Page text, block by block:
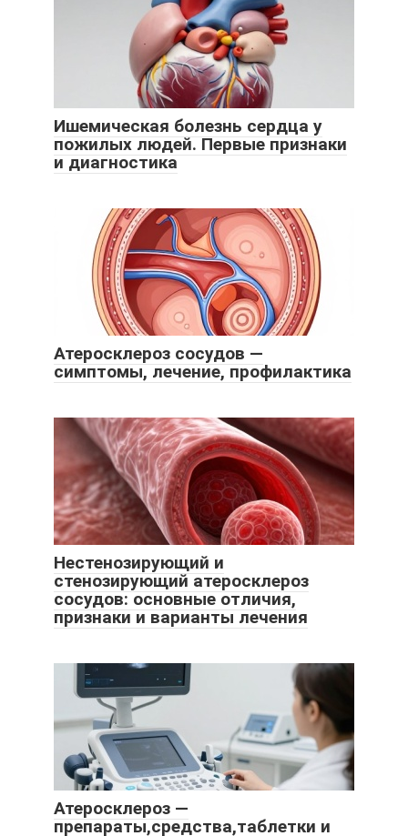
Ишемическая болезнь сердца у
пожилых людей. Первые признаки
и диагностика
Атеросклероз сосудов —
симптомы, лечение, профилактика
Нестенозирующий и
стенозирующий атеросклероз
сосудов: основные отличия,
признаки и варианты лечения
Атеросклероз —
препараты,средства,таблетки и